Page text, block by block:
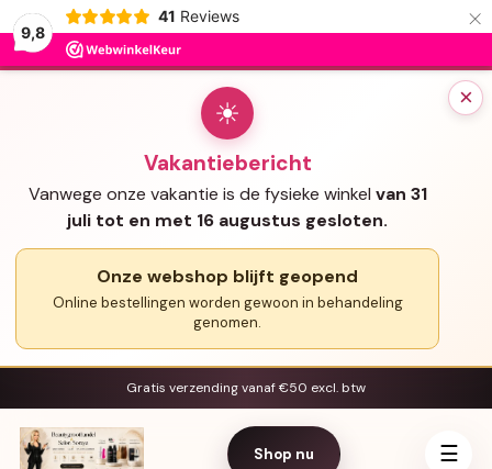
9,8
41 Reviews ×
×
☀
Vakantiebericht
Vanwege onze vakantie is de fysieke winkel van 31
juli tot en met 16 augustus gesloten.
Onze webshop blijft geopend
Online bestellingen worden gewoon in behandeling
genomen.
Gratis verzending vanaf €50 excl. btw
Shop nu ☰